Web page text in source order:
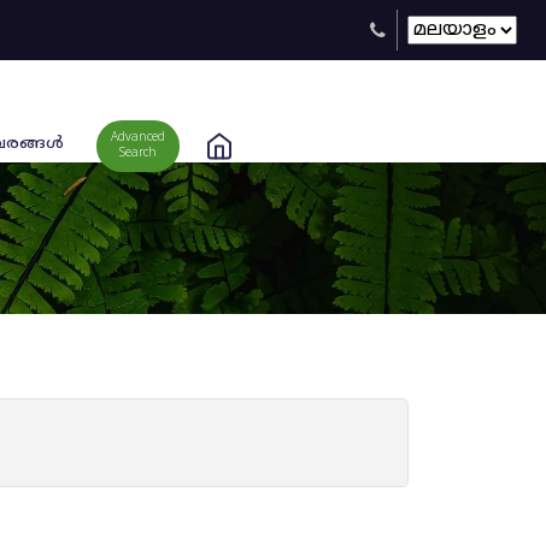
Advanced
Search